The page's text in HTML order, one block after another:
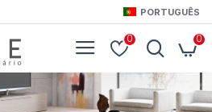
PORTUGUÊS
0 0